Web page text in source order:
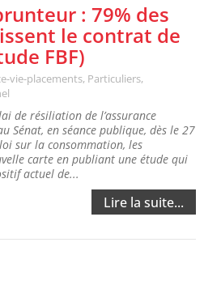
: 79% des
le contrat de
FBF)
vie-placements, Particuliers,
de résiliation de l’assurance
Sénat, en séance publique, dès le 27
sur la consommation, les
carte en publiant une étude qui
actuel de...
Lire la suite...